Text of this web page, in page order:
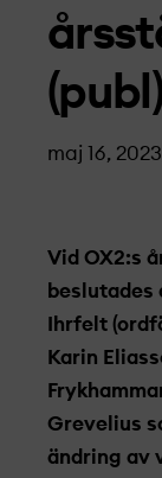
(publ)
maj 16,
Vid OX2:s
beslutades
Ihrfelt
Karin
Grevelius
ändring av